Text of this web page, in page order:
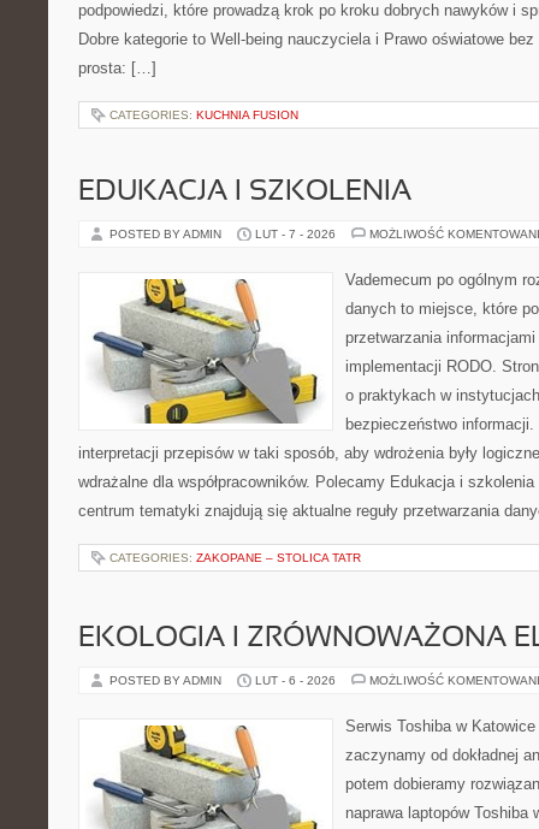
podpowiedzi, które prowadzą krok po kroku dobrych nawyków i
Dobre kategorie to Well-being nauczyciela i Prawo oświatowe
prosta: […]
CATEGORIES: KUCHNIA FUSION
EDUKACJA I SZKOLENIA
POSTED BY ADMIN LUT - 7 - 2026 MOŻLIWOŚĆ
Vademecum po ogólnym
danych to miejsce, które
przetwarzania
implementacji RODO.
o praktykach w
bezpieczeństwo
interpretacji przepisów w taki sposób, aby wdrożenia były
wdrażalne dla współpracowników. Polecamy Edukacja i
centrum tematyki znajdują się aktualne reguły przetwarzania
CATEGORIES: ZAKOPANE – STOLICA TATR
EKOLOGIA I ZRÓWNOWAŻONA
POSTED BY ADMIN LUT - 6 - 2026 MOŻLIWOŚĆ
Serwis Toshiba w
zaczynamy od dokładnej
potem dobieramy
naprawa laptopów Toshiba